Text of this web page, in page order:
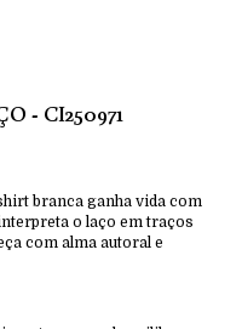
- CI250971
branca ganha vida com
o laço em traços
com alma autoral e